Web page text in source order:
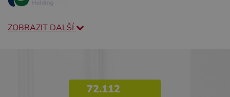
ZOBRAZIT DALŠÍ
72.112